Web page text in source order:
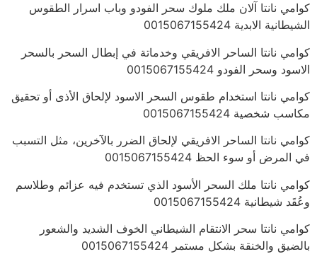
كوامي نانتا آلان ملك ملوك سحر الفودو وباب اسرار الطقوس
الشيطانية الابدية 0015067155424
كوامي نانتا الساحر الافريقي وخدماتة في إبطال السحر بالسحر
الاسود وسحر الفودو 0015067155424
كوامي نانتا استخدام طقوس السحر الاسود لإلحاق الأذى أو تحقيق
مكاسب شخصية 0015067155424
كوامي نانتا الساحر الافريقي لإلحاق الضرر بالآخرين، مثل التسبب
في المرض أو سوء الحظ 0015067155424
كوامي نانتا ملك السحر الأسود الذي تستخدم فيه عزائم وطلاسم
وعُقَد شيطانية 0015067155424
كوامي نانتا سحر الانتقام الشيطاني الخوف الشديد والشعور
بالضيق والخنقة بشكل مستمر 0015067155424